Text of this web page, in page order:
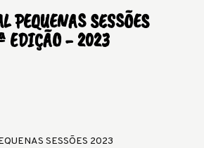
PEQUENAS SESSÕES
EDIÇÃO - 2023
SESSÕES 2023